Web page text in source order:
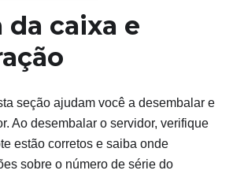
da caixa e
seção ajudam você a desembalar e
Ao desembalar o servidor, verifique
estão corretos e saiba onde
sobre o número de série do